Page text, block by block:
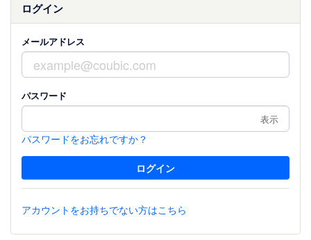
ログイン
メールアドレス
パスワード
表示
パスワードをお忘れですか？
アカウントをお持ちでない方はこちら